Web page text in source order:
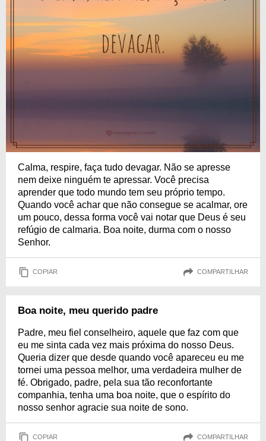
Calma, respire, faça tudo devagar. Não se apresse
nem deixe ninguém te apressar. Você precisa
aprender que todo mundo tem seu próprio tempo.
Quando você achar que não consegue se acalmar, ore
um pouco, dessa forma você vai notar que Deus é seu
refúgio de calmaria. Boa noite, durma com o nosso
Senhor.
COPIAR COMPARTILHAR
Boa noite, meu querido padre
Padre, meu fiel conselheiro, aquele que faz com que
eu me sinta cada vez mais próxima do nosso Deus.
Queria dizer que desde quando você apareceu eu me
tornei uma pessoa melhor, uma verdadeira mulher de
fé. Obrigado, padre, pela sua tão reconfortante
companhia, tenha uma boa noite, que o espírito do
nosso senhor agracie sua noite de sono.
COPIAR COMPARTILHAR